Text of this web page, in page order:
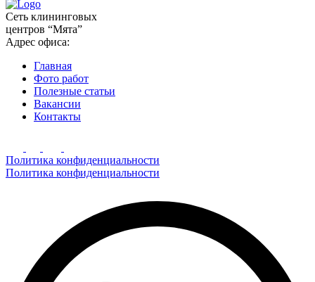
Сеть клининговых
центров “Мята”
Адрес офиса:
Главная
Фото работ
Полезные статьи
Вакансии
Контакты
Политика конфиденциальности
Политика конфиденциальности